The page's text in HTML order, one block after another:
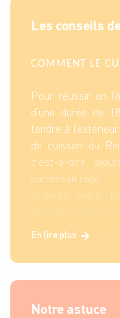
Les conseils
COMMENT LE
Pour réussir un
d’une durée de
tendre à
de cuisson du
c'est-à-dire
parmesan râpé.
Couvrez votre
Préférez une
votre Risotto qui
réchauffez !
En lire plus
Notre astuce